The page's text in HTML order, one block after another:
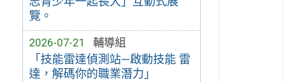
覽。
2026-07-21 輔導組
「技能雷達偵測站—啟動技能 雷
達，解碼你的職業潛力」